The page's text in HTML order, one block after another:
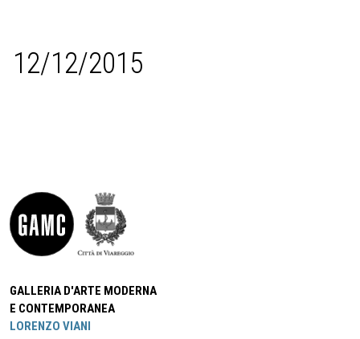
12/12/2015
GALLERIA D'ARTE MODERNA
E CONTEMPORANEA
LORENZO VIANI